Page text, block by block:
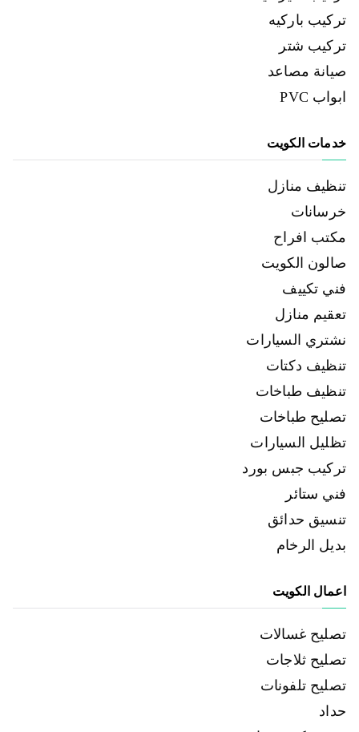
تركيب باركيه
تركيب شتر
صيانة مصاعد
ابواب PVC
خدمات الكويت
تنظيف منازل
خرسانات
مكتب افراح
صالون الكويت
فني تكييف
تعقيم منازل
نشتري السيارات
تنظيف دكتات
تنظيف طباخات
تصليح طباخات
تظليل السيارات
تركيب جبس بورد
فني ستائر
تنسيق حدائق
بديل الرخام
اعمال الكويت
تصليح غسالات
تصليح ثلاجات
تصليح تلفونات
حداد